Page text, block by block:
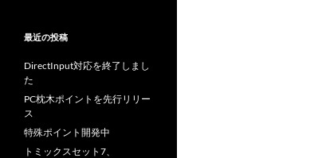
最近の投稿
DirectInput対応を終了しまし
た
PC枕木ポイントを先行リリー
ス
特殊ポイント開発中
トミックスセット7、